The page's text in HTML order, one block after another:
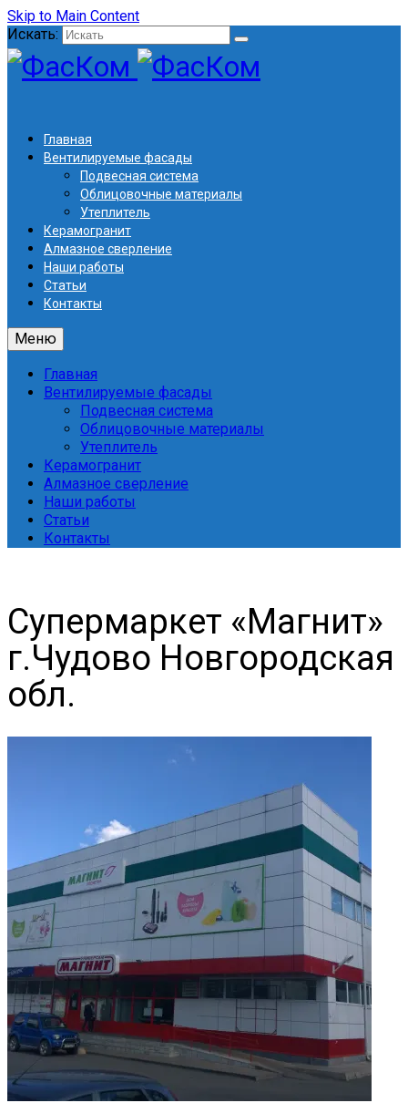
Skip to Main Content
Искать:
Главная
Вентилируемые фасады
Подвесная система
Облицовочные материалы
Утеплитель
Керамогранит
Алмазное сверление
Наши работы
Статьи
Контакты
Меню
Главная
Вентилируемые фасады
Подвесная система
Облицовочные материалы
Утеплитель
Керамогранит
Алмазное сверление
Наши работы
Статьи
Контакты
Супермаркет «Магнит»
г.Чудово Новгородская
обл.